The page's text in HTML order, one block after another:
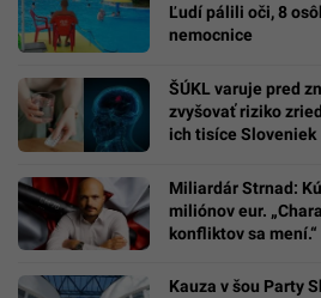
Ľudí pálili oči, 8
nemocnice
ŠÚKL varuje pred
zvyšovať riziko
ich tisíce Sloveniek
Miliardár Strnad:
miliónov eur.
konfliktov sa mení.“
Kauza v šou Party